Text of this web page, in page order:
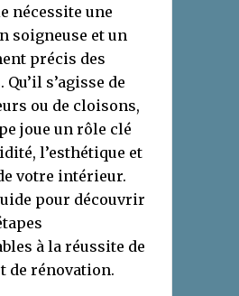
nécessite une
soigneuse et un
précis des
s’agisse de
ou de cloisons,
joue un rôle clé
l’esthétique et
votre intérieur.
pour découvrir
à la réussite de
de rénovation.